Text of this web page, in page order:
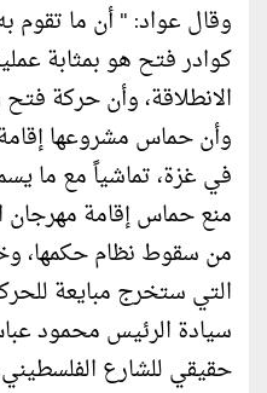
وقال عواد: " أن ما
كوادر فتح هو بمثابة
الانطلاقة، وأن حركة
وأن حماس مشروعها
في غزة، تماشياً مع ما
منع حماس إقامة
من سقوط نظام حكمها،
التي ستخرج مبايعة
سيادة الرئيس محمود
حقيقي للشارع